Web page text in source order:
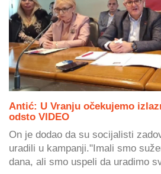
Antić: U Vranju očekujemo
odsto VIDEO
On je dodao da su socijalisti
uradili u kampanji."Imali smo
dana, ali smo uspeli da uradimo